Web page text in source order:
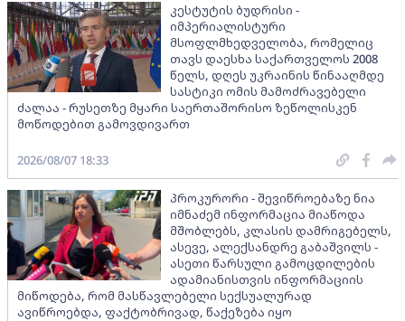
კესტუტის ბუდრისი -
იმპერიალისტური
მსოფლმხედველობა, რომელიც
თავს დაესხა საქართველოს 2008
წელს, დღეს უკრაინის წინააღმდე
სასტიკი ომის მამოძრავებელი
ძალაა - რუსეთზე მყარი საერთაშორისო ზეწოლისკენ
მოწოდებით გამოვდივართ
2026/08/07 18:33
პროკურორი - შევიწროებაზე ნია
იმნაძემ ინფორმაცია მიაწოდა
მშობლებს, კლასის დამრიგებელს,
ასევე, ალექსანდრე გაბაშვილს -
ასეთი წარსული გამოცდილების
ადამიანისთვის ინფორმაციის
მიწოდება, რომ მასწავლებელი სექსუალურად
ავიწროებდა, ფაქტობრივად, წაქეზება იყო